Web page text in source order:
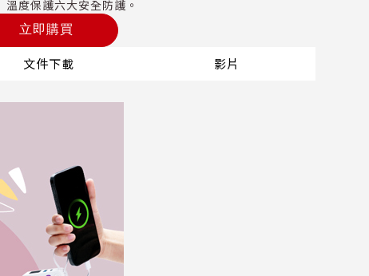
溫度保護六大安全防護。
立即購買
文件下載 影片